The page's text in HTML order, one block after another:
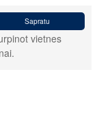
Sapratu
vietnes